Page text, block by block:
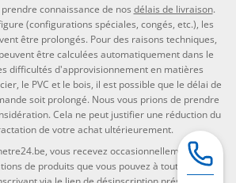
connaissance de nos délais de livraison.
(configurations spéciales, congés, etc.), les
être prolongés. Pour des raisons techniques,
être calculées automatiquement dans le
difficultés d'approvisionnement en matières
le PVC et le bois, il est possible que le délai de
soit prolongé. Nous vous prions de prendre
Cela ne peut justifier une réduction du
de votre achat ultérieurement.
vous recevez occasionnellement par e-
de produits que vous pouvez à tout moment